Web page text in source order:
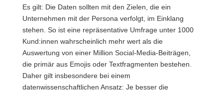
Es gilt: Die Daten sollten mit den Zielen, die ein
Unternehmen mit der Persona verfolgt, im Einklang
stehen. So ist eine repräsentative Umfrage unter 1000
Kund:innen wahrscheinlich mehr wert als die
Auswertung von einerMillion Social-Media-Beiträgen,
die primär aus Emojis oder Textfragmenten bestehen.
Daher gilt insbesondere bei einem
datenwissenschaftlichen Ansatz: Je besser die